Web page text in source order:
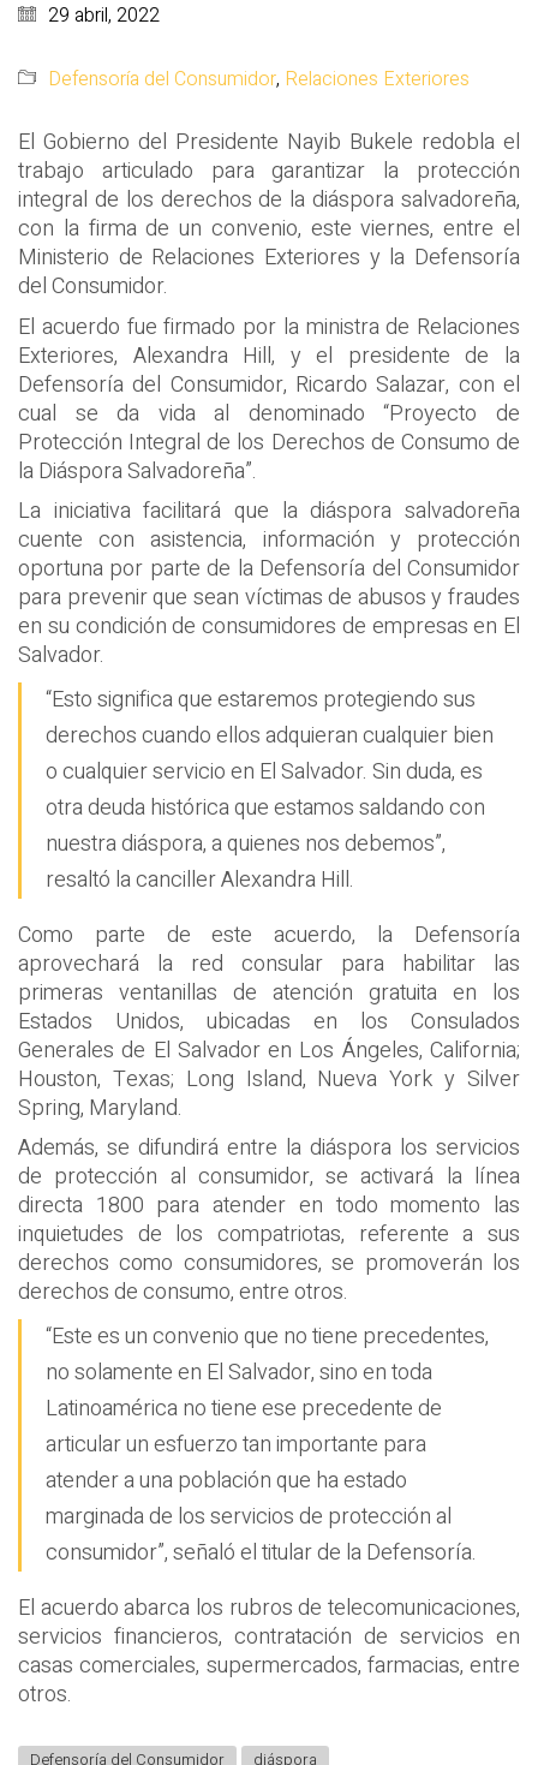
29 abril, 2022
Defensoría del Consumidor, Relaciones Exteriores
El Gobierno del Presidente Nayib Bukele redobla el
trabajo articulado para garantizar la protección
integral de los derechos de la diáspora salvadoreña,
con la firma de un convenio, este viernes, entre el
Ministerio de Relaciones Exteriores y la Defensoría
del Consumidor.
El acuerdo fue firmado por la ministra de Relaciones
Exteriores, Alexandra Hill, y el presidente de la
Defensoría del Consumidor, Ricardo Salazar, con el
cual se da vida al denominado “Proyecto de
Protección Integral de los Derechos de Consumo de
la Diáspora Salvadoreña”.
La iniciativa facilitará que la diáspora salvadoreña
cuente con asistencia, información y protección
oportuna por parte de la Defensoría del Consumidor
para prevenir que sean víctimas de abusos y fraudes
en su condición de consumidores de empresas en El
Salvador.
“Esto significa que estaremos protegiendo sus
derechos cuando ellos adquieran cualquier bien
o cualquier servicio en El Salvador. Sin duda, es
otra deuda histórica que estamos saldando con
nuestra diáspora, a quienes nos debemos”,
resaltó la canciller Alexandra Hill.
Como parte de este acuerdo, la Defensoría
aprovechará la red consular para habilitar las
primeras ventanillas de atención gratuita en los
Estados Unidos, ubicadas en los Consulados
Generales de El Salvador en Los Ángeles, California;
Houston, Texas; Long Island, Nueva York y Silver
Spring, Maryland.
Además, se difundirá entre la diáspora los servicios
de protección al consumidor, se activará la línea
directa 1800 para atender en todo momento las
inquietudes de los compatriotas, referente a sus
derechos como consumidores, se promoverán los
derechos de consumo, entre otros.
“Este es un convenio que no tiene precedentes,
no solamente en El Salvador, sino en toda
Latinoamérica no tiene ese precedente de
articular un esfuerzo tan importante para
atender a una población que ha estado
marginada de los servicios de protección al
consumidor”, señaló el titular de la Defensoría.
El acuerdo abarca los rubros de telecomunicaciones,
servicios financieros, contratación de servicios en
casas comerciales, supermercados, farmacias, entre
otros.
Defensoría del Consumidor diáspora